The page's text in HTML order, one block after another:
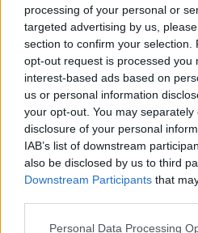
processing of your personal or
targeted advertising by us,
section to confirm your selection.
opt-out request is processed you
interest-based ads based on
us or personal information
your opt-out. You may
disclosure of your personal
IAB’s list of downstream
also be disclosed by us to third
Downstream Participants that
Personal Data Processing